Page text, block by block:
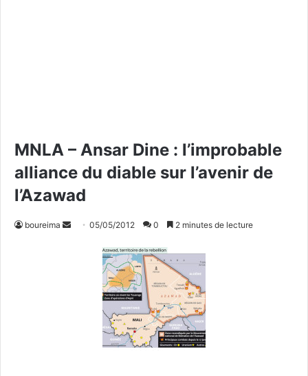
MNLA – Ansar Dine : l’improbable
alliance du diable sur l’avenir de
l’Azawad
boureima 05/05/2012 0 2 minutes de lecture